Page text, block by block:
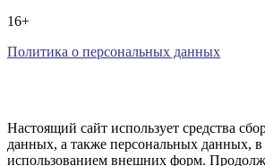
16+
Политика о персональных данных
Настоящий сайт использует средства
данных, а также персональных данных, в
использованием внешних форм.